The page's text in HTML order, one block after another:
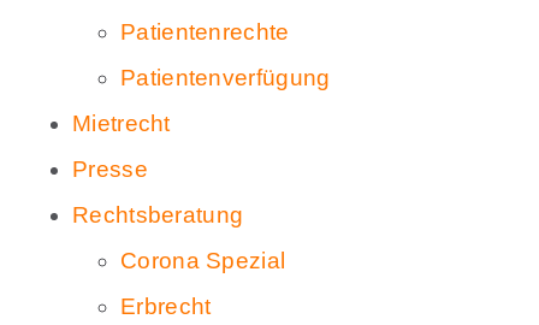
Patientenrechte
Patientenverfügung
Mietrecht
Presse
Rechtsberatung
Corona Spezial
Erbrecht